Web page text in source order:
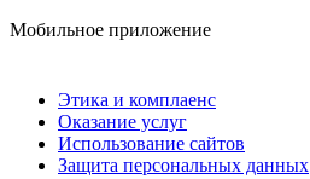
Мобильное приложение
Этика и комплаенс
Оказание услуг
Использование сайтов
Защита персональных данных